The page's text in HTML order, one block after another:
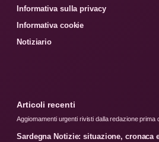
Informativa sulla privacy
Informativa cookie
Notiziario
Articoli recenti
Aggiornamenti urgenti rivisti dalla redazione prima
Sardegna Notizie: situazione, cronaca